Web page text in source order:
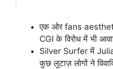
एक ओर fans
CGI के विरोध में भी
Silver Surfer में Julia
कुछ लुटाज़ लोगों ने